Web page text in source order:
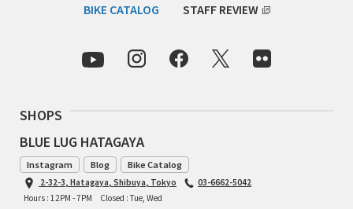
OMNIUM
OTHER BRANDS
RETROTEC
REW10 WORKS
BIKE CATALOG
STAFF REVIEW
SHOPS
BLUE LUG HATAGAYA
Instagram Blog Bike Catalog
2-32-3, Hatagaya, Shibuya, Tokyo
03-6662-5042
Hours : 12PM - 7PM
Closed : Tue, Wed